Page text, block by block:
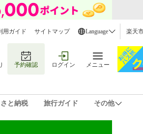
用ガイド サイトマップ Language 楽天
予約確認 ログイン メニュー
と納税 旅行ガイド その他